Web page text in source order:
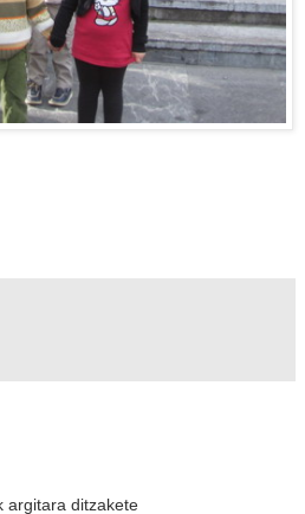
argitara ditzakete